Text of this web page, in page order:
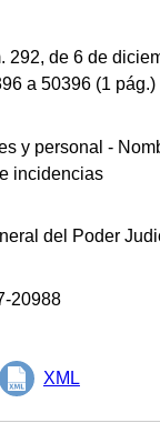
292, de 6 de
a 50396 (1 pág.)
y personal -
incidencias
del Poder
20988
XML